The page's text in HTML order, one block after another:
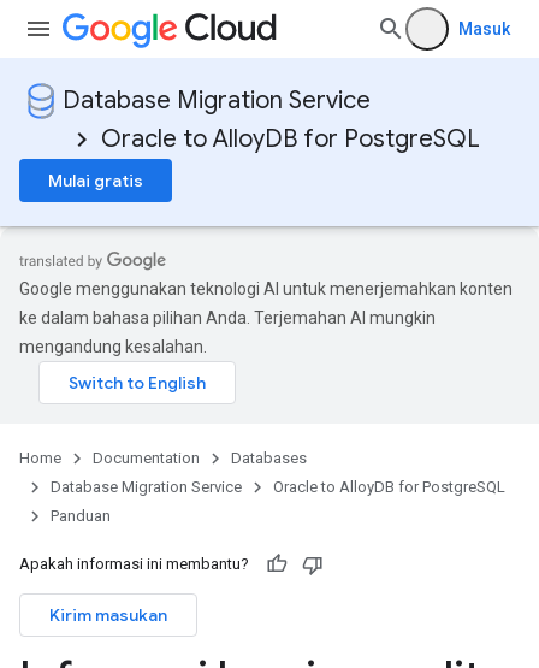
Masuk
Database Migration Service
Oracle to AlloyDB for PostgreSQL
Mulai gratis
Google menggunakan teknologi AI untuk menerjemahkan konten
ke dalam bahasa pilihan Anda. Terjemahan AI mungkin
mengandung kesalahan.
Home Documentation
Databases
Database Migration Service
Oracle to AlloyDB for PostgreSQL
Panduan
Apakah informasi ini membantu?
Kirim masukan